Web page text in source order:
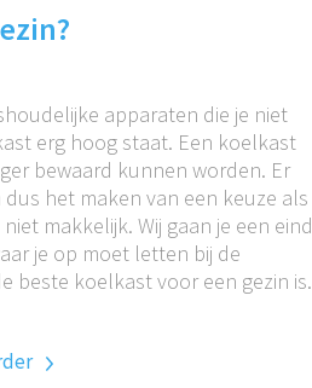
apparaten die je niet
erg hoog staat. Een koelkast
bewaard kunnen worden. Er
het maken van een keuze als
makkelijk. Wij gaan je een eind
je op moet letten bij de
beste koelkast voor een gezin is.